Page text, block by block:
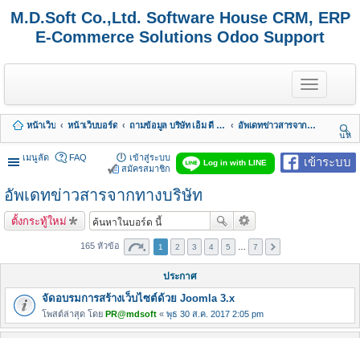
M.D.Soft Co.,Ltd. Software House CRM, ERP
E-Commerce Solutions Odoo Support
T
o
g
l
e
n
a
n
หน้าเว็บ หน้าเว็บบอร์ด ถามข้อมูล บริษัท เอ็ม ดี ซอฟต์ จำกัด
อัพเดทข่าวสารจากทางบริษัท
นห
า
เมนูลัด
เข้าระบบ
Log in with LINE
FAQ
เข้าสู่ระบบ
สมัครสมาชิก
อัพเดทข่าวสารจากทางบริษัท
ตั้งกระทู้ใหม่
165 หัวข้อ 1 2 3 4 5 7
ประกาศ
จัดอบรมการสร้างเว็บไซต์ด้วย Joomla 3.x
โพสต์ล่าสุด โดย PR@mdsoft « พุธ 30 ส.ค. 2017 2:05 pm